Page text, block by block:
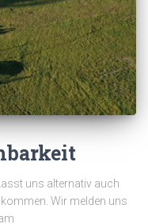
uns alternativ auch
Wir melden uns